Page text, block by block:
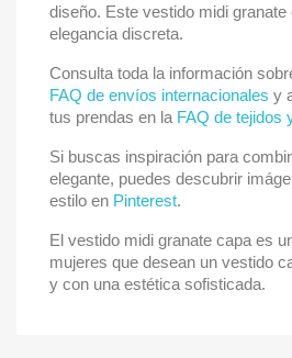
diseño. Este vestido midi
elegancia discreta.
Consulta toda la información
FAQ de envíos internacionales y
tus prendas en la FAQ de tejidos
Si buscas inspiración para
elegante, puedes descubrir
estilo en Pinterest.
El vestido midi granate capa es
mujeres que desean un vestido
y con una estética sofisticada.